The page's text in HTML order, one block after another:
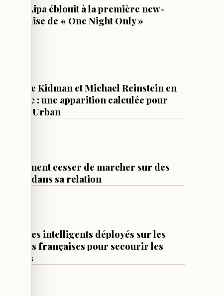
Dua Lipa éblouit à la première new-
yorkaise de « One Night Only »
Nicole Kidman et Michael Reinstein en
public : une apparition calculée pour
Keith Urban
Comment cesser de marcher sur des
œufs dans sa relation
Drones intelligents déployés sur les
plages françaises pour secourir les
noyés